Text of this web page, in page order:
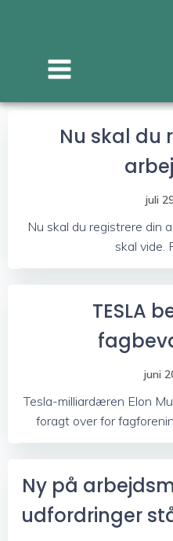
Nu skal du
juli
Nu skal du registrere din
skal vide.
TESLA
juni
Tesla-milliardæren Elon
foragt over for
Ny på
udfordringer